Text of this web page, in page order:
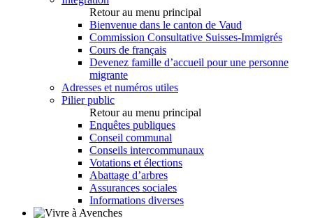
Retour au menu principal
Bienvenue dans le canton de Vaud
Commission Consultative Suisses-Immigrés
Cours de français
Devenez famille d’accueil pour une personne
migrante
Adresses et numéros utiles
Pilier public
Retour au menu principal
Enquêtes publiques
Conseil communal
Conseils intercommunaux
Votations et élections
Abattage d’arbres
Assurances sociales
Informations diverses